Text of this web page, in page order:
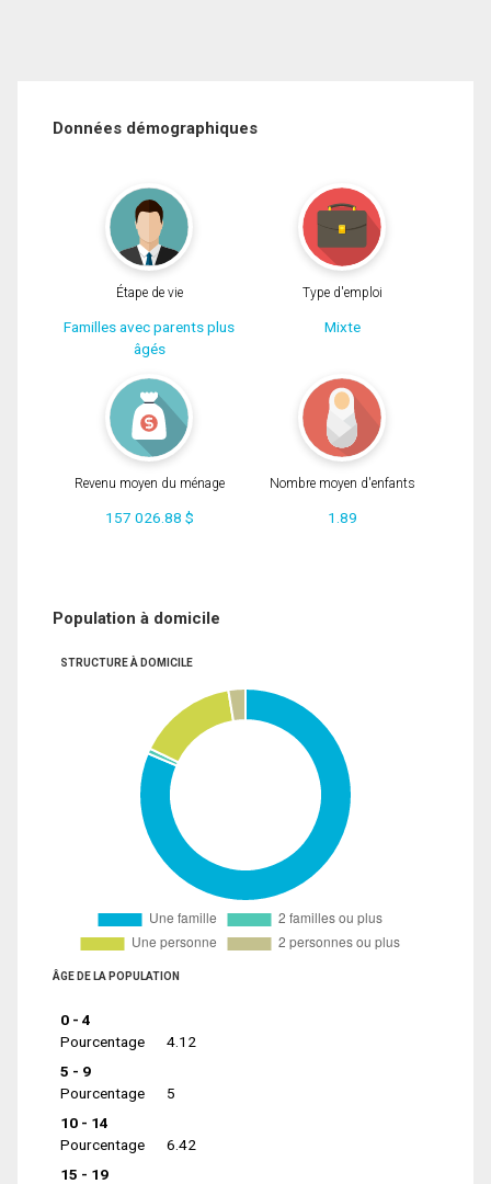
Données démographiques
Étape de vie
Familles avec parents plus
âgés
Type d'emploi
Mixte
Revenu moyen du ménage
157 026.88 $
Nombre moyen d'enfants
1.89
Population à domicile
STRUCTURE À DOMICILE
ÂGE DE LA POPULATION
0 - 4
Pourcentage
4.12
5 - 9
Pourcentage
5
10 - 14
Pourcentage
6.42
15 - 19